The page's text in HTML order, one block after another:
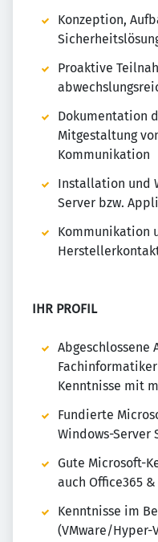
Konzeption,
Proaktive
Dokumentation
Mitgestaltung
Kommunikation
Installation und
Server bzw.
Kommunikation
IHR PROFIL
Abgeschlossene
Kenntnisse mit
Fundierte
Windows-Server
Gute Microsoft-
auch Office365
Kenntnisse im
(VMware/Hyper-